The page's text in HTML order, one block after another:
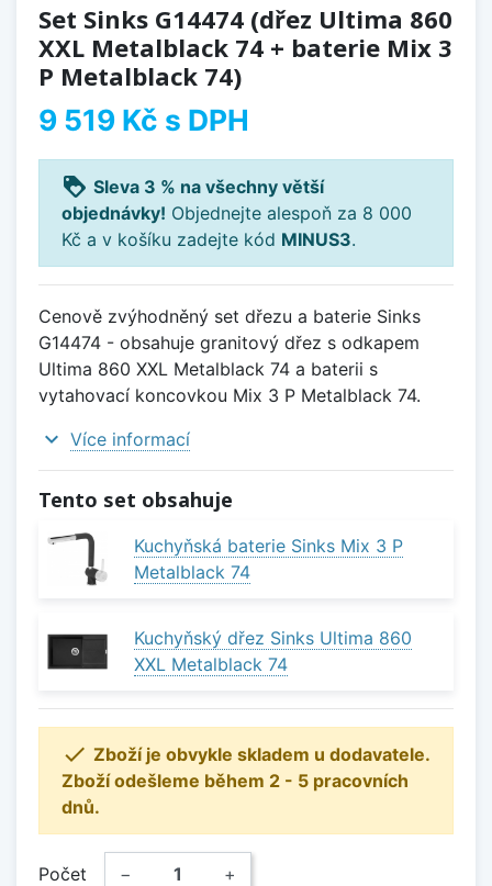
Set Sinks G14474 (dřez Ultima 860
XXL Metalblack 74 + baterie Mix 3
P Metalblack 74)
9 519 Kč s DPH
loyalty Sleva 3 % na všechny větší
objednávky! Objednejte alespoň za 8 000
Kč a v košíku zadejte kód MINUS3.
Cenově zvýhodněný set dřezu a baterie Sinks
G14474 - obsahuje granitový dřez s odkapem
Ultima 860 XXL Metalblack 74 a baterii s
vytahovací koncovkou Mix 3 P Metalblack 74.
expand_more Více informací
Tento set obsahuje
Kuchyňská baterie Sinks Mix 3 P
Metalblack 74
Kuchyňský dřez Sinks Ultima 860
XXL Metalblack 74
 Zboží je obvykle skladem u dodavatele.
Zboží odešleme během 2 - 5 pracovních
dnů.
Počet − +